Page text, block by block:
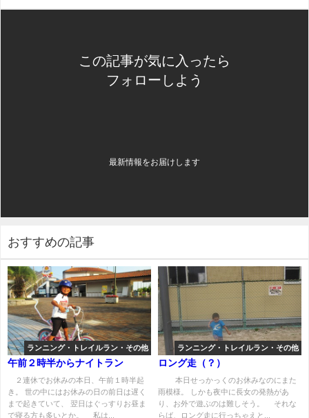
この記事が気に入ったら
フォローしよう
最新情報をお届けします
おすすめの記事
ランニング・トレイルラン・その他
午前２時半からナイトラン
２連休でお休みの本日、午前１時半起
き。 世の中にはお休みの日の前日は遅く
まで起きていて、 翌日はぐっすりお昼ま
で寝る方も多いとか。 私は...
ランニング・トレイルラン・その他
ロング走（？）
本日せっかっくのお休みなのにまた
雨模様。 しかも夜中に長女の発熱があ
り、お外で遊ぶのは難しそう。 それな
らば、ロング走に行っちゃえと...